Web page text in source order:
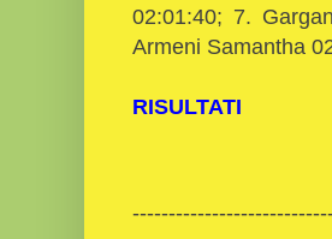
02:01:40; 7.
Armeni Samantha
RISULTATI